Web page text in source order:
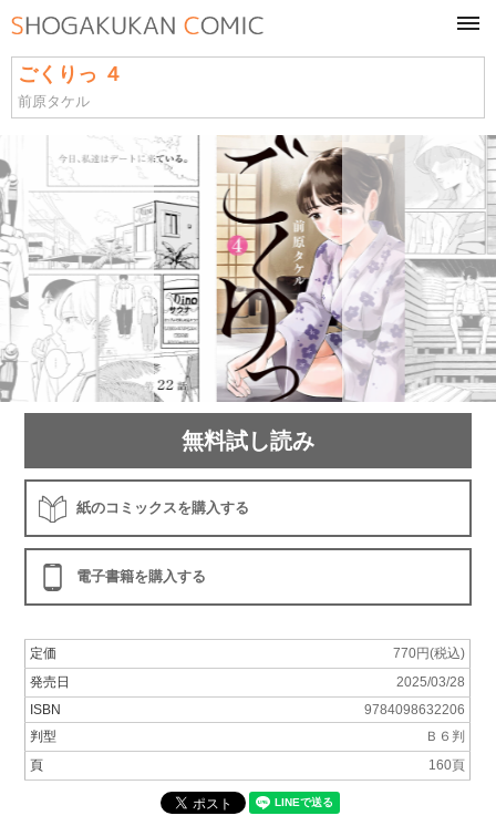
ごくりっ ４
前原タケル
無料試し読み
紙のコミックスを購入する
電子書籍を購入する
定価
770円(税込)
発売日
2025/03/28
ISBN
9784098632206
判型
Ｂ６判
頁
160頁